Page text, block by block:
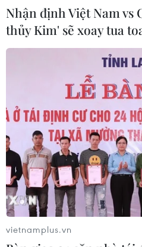
Giá dầu tăng khi nhà đầu
trọng trước tình hình
Giá vàng tăng phiên thứ tư
chạm mức cao nhất trong
06/08/2026 08:36
Xăng dầu trong nước đồng
E10RON95-III xuống còn
đồng/lít
06/08/2026 08:07
Nhận định Việt Nam vs
thủy Kim' sẽ xoay tua
vietnamplus.vn